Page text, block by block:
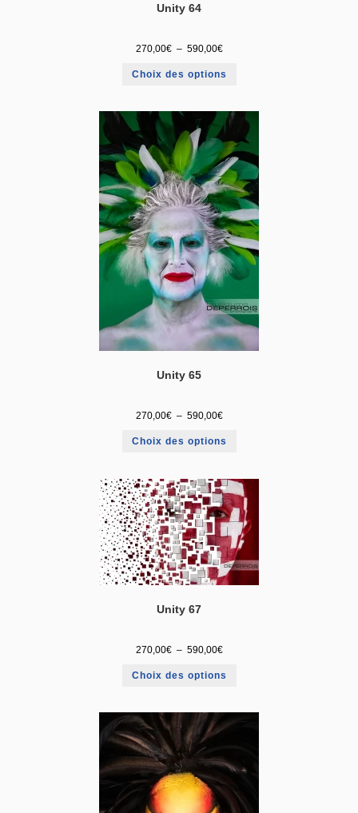
Unity 64
270,00€ – 590,00€
Choix des options
Unity 65
270,00€ – 590,00€
Choix des options
Unity 67
270,00€ – 590,00€
Choix des options